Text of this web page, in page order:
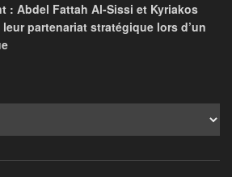
: Abdel Fattah Al-Sissi et Kyriakos
partenariat stratégique lors d’un